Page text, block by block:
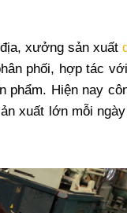
xưởng sản xuất
phối, hợp tác
phẩm. Hiện nay
xuất lớn mỗi